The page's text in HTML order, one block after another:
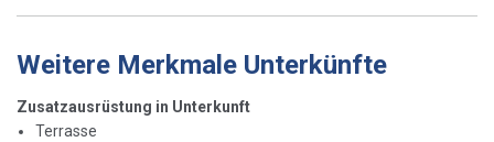
Weitere Merkmale Unterkünfte
Zusatzausrüstung in Unterkunft
Terrasse